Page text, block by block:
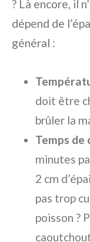
? Là encore, il
dépend de
général :
doit être
brûler la
Temps de
minutes
2 cm
pas trop
poisson ?